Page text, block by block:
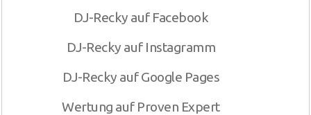
DJ-Recky auf Facebook
DJ-Recky auf Instagramm
DJ-Recky auf Google Pages
Wertung auf Proven Expert